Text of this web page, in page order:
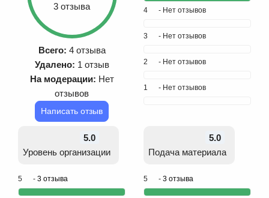
3 отзыва
Всего: 4 отзыва
Удалено: 1 отзыв
На модерации: Нет
отзывов
Написать отзыв
4 - Нет отзывов
3 - Нет отзывов
2 - Нет отзывов
1 - Нет отзывов
5.0
Уровень организации
5 - 3 отзыва
5.0
Подача материала
5 - 3 отзыва